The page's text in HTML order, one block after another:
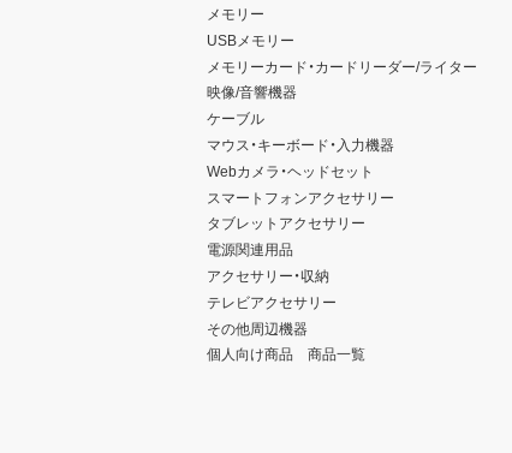
メモリー
USBメモリー
メモリーカード・カードリーダー/ライター
映像/音響機器
ケーブル
マウス・キーボード・入力機器
Webカメラ・ヘッドセット
スマートフォンアクセサリー
タブレットアクセサリー
電源関連用品
アクセサリー・収納
テレビアクセサリー
その他周辺機器
個人向け商品 商品一覧